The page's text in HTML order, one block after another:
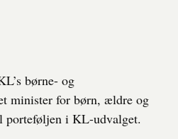
børne- og
minister for børn, ældre og
porteføljen i KL-udvalget.